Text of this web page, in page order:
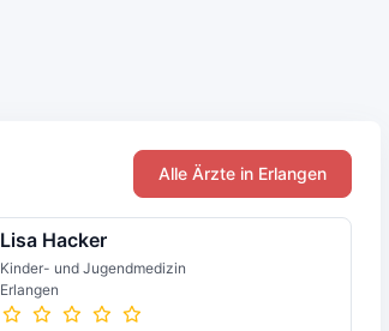
Alle Ärzte in Erlangen
Lisa Hacker
Kinder- und Jugendmedizin
Erlangen